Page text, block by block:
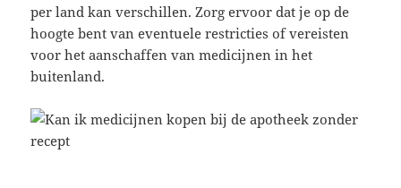
per land kan verschillen. Zorg ervoor dat je op de
hoogte bent van eventuele restricties of vereisten
voor het aanschaffen van medicijnen in het
buitenland.